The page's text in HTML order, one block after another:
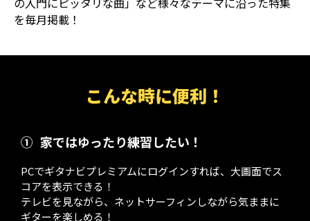
を毎月掲載！
こんな時に便利！
① 家ではゆったり練習したい！
PCでギタナビプレミアムにログインすれば、大画面でス
コアを表示できる！
テレビを見ながら、ネットサーフィンしながら気ままに
ギターを楽しめる！